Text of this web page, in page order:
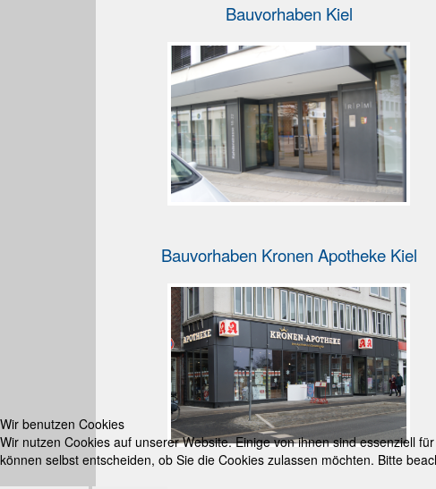
Bauvorhaben Kiel
Bauvorhaben Kronen Apotheke Kiel
Wir benutzen Cookies
Wir nutzen Cookies auf unserer Website. Einige von ihnen sind essenziell
können selbst entscheiden, ob Sie die Cookies zulassen möchten. Bitte